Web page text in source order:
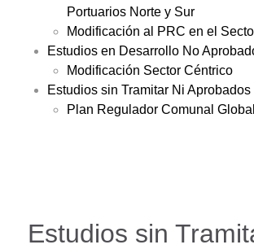
Portuarios Norte y Sur
Modificación al PRC en el
Estudios en Desarrollo No
Modificación Sector Céntrico
Estudios sin Tramitar Ni Aprobados
Plan Regulador Comunal Global
Estudios sin